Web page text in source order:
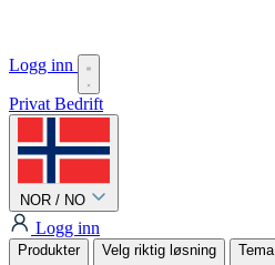
Logg inn
Privat Bedrift
NOR / NO
Logg inn
Produkter Velg riktig løsning Tema